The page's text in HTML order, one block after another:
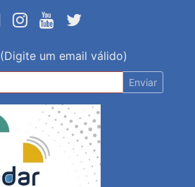
(Digite um email válido)
Enviar